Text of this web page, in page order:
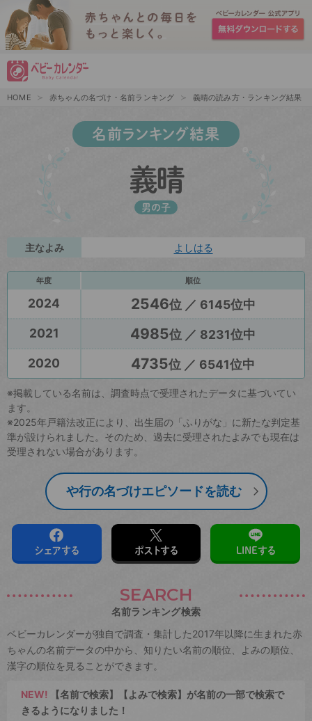
HOME 赤ちゃんの名づけ・名前ランキング 義晴の読み方・ランキング結果
名前ランキング結果
義晴
男の子
主なよみ よしはる
年度 順位
2024 2546位 ／ 6145位中
2021
4985位 ／ 8231位中
2020
4735位 ／ 6541位中
※掲載している名前は、調査時点で受理されたデータに基づいてい
ます。
※2025年戸籍法改正により、出生届の「ふりがな」に新たな判定基
準が設けられました。そのため、過去に受理されたよみでも現在は
受理されない場合があります。
や行の名づけエピソードを読む
シェアする ポストする LINEする
SEARCH
名前ランキング検索
ベビーカレンダーが独自で調査・集計した2017年以降に生まれた赤
ちゃんの名前データの中から、知りたい名前の順位、よみの順位、
漢字の順位を見ることができます。
NEW! 【名前で検索】【よみで検索】が名前の一部で検索で
きるようになりました！